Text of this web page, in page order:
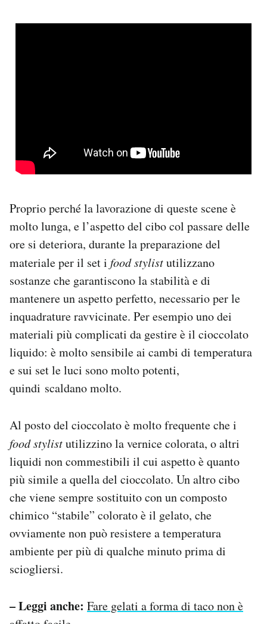
Proprio perché la lavorazione di queste scene è
molto lunga, e l’aspetto del cibo col passare delle
ore si deteriora, durante la preparazione del
materiale per il set i food stylistutilizzano
sostanze che garantiscono la stabilità e di
mantenere un aspetto perfetto, necessario per le
inquadrature ravvicinate. Per esempio uno dei
materiali più complicati da gestire è il cioccolato
liquido: è molto sensibile ai cambi di temperatura
e sui set le luci sono molto potenti,
quindi scaldano molto.
Al posto del cioccolato è molto frequente che i
food stylistutilizzino la vernice colorata, o altri
liquidi non commestibili il cui aspetto è quanto
più simile a quella del cioccolato. Un altro cibo
che viene sempre sostituito con un composto
chimico “stabile” colorato è il gelato, che
ovviamente non può resistere a temperatura
ambiente per più di qualche minuto prima di
sciogliersi.
– Leggi anche: Fare gelati a forma di taco non è